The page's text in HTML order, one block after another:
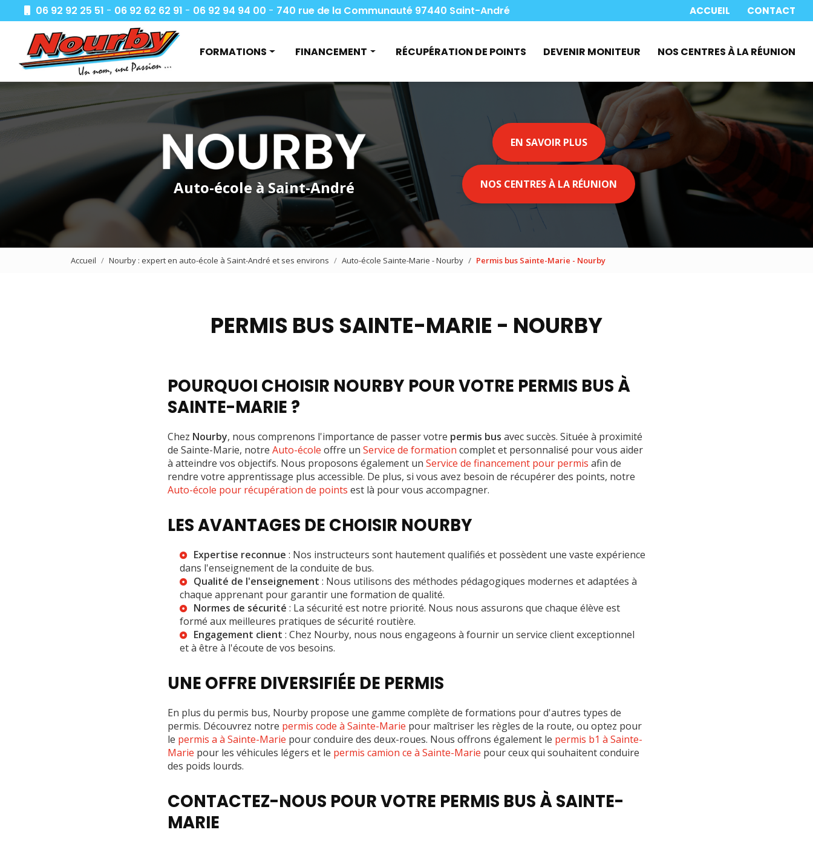
au
contenu
principal
06 92 92 25 51 - 06 92 62 62 91 - 06 92 94 94 00 - 740 rue de la Communauté 97440 Saint-AndréNavigation secondaire ACCUEIL CONTACT
FORMATIONS
Apprendre à conduire
Demande de devis
Je passe mon code
Formations auto
Deux roues
Transport de marchandises
Transport de voyageurs
AIPR
FINANCEMENT
Aide financière
Pôle emploi et le permis B
Le compte CPF
Les apprentis et le permis B
Le permis à 1€
RÉCUPÉRATION DE POINTS DEVENIR MONITEUR NOS CENTRES À LA RÉUNION
Auto-école à Saint-André
EN SAVOIR PLUS
NOS CENTRES À LA RÉUNION
Accueil Nourby : expert en auto-école à Saint-André et ses environs Auto-école Sainte-Marie - Nourby Permis bus Sainte-Marie - Nourby
PERMIS BUS SAINTE-MARIE - NOURBY
POURQUOI CHOISIR NOURBY POUR VOTRE PERMIS BUS À
SAINTE-MARIE ?
Chez Nourby, nous comprenons l'importance de passer votre permis bus avec succès. Située à proximité
de Sainte-Marie, notre Auto-école offre un Service de formation complet et personnalisé pour vous aider
à atteindre vos objectifs. Nous proposons également un Service de financement pour permis afin de
rendre votre apprentissage plus accessible. De plus, si vous avez besoin de récupérer des points, notre
Auto-école pour récupération de points est là pour vous accompagner.
LES AVANTAGES DE CHOISIR NOURBY
Expertise reconnue : Nos instructeurs sont hautement qualifiés et possèdent une vaste expérience
dans l'enseignement de la conduite de bus.
Qualité de l'enseignement : Nous utilisons des méthodes pédagogiques modernes et adaptées à
chaque apprenant pour garantir une formation de qualité.
Normes de sécurité : La sécurité est notre priorité. Nous nous assurons que chaque élève est
formé aux meilleures pratiques de sécurité routière.
Engagement client : Chez Nourby, nous nous engageons à fournir un service client exceptionnel
et à être à l'écoute de vos besoins.
UNE OFFRE DIVERSIFIÉE DE PERMIS
En plus du permis bus, Nourby propose une gamme complète de formations pour d'autres types de
permis. Découvrez notre permis code à Sainte-Marie pour maîtriser les règles de la route, ou optez pour
le permis a à Sainte-Marie pour conduire des deux-roues. Nous offrons également le permis b1 à Sainte-
Marie pour les véhicules légers et le permis camion ce à Sainte-Marie pour ceux qui souhaitent conduire
des poids lourds.
CONTACTEZ-NOUS POUR VOTRE PERMIS BUS À SAINTE-
MARIE